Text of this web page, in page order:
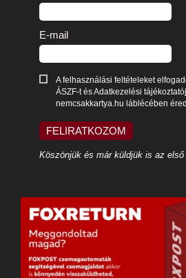
E-mail
A felhasználási feltételeket
ÁSZF-t és Adatkezelési
nemcsakkartya.hu láblécében
FELIRATKOZOM
Köszönjük és már küldjük is az első